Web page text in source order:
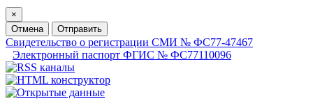
×
Отмена
Отправить
Свидетельство о регистрации СМИ № ФС77-47467
Электронный паспорт ФГИС № ФС77110096